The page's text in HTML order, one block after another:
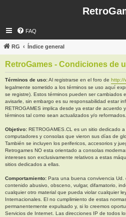
FAQ
RG Índice general
RetroGames - Condiciones de
Términos de uso:Al registrarse en el foro de http://
legalmente sometido a los términos se uso aquí
se registre). Estos términos pueden ser cambiados
avisarle, sin embargo es su responsabilidad estar
RETROGAMES implica desde ya estar de acuerdo
términos tal como sean actualizados y/o reformados.
Objetivo: RETROGAMES.CL es un sitio dedicado
computadores y consolas que vieron sus días de
También se incluyen los perifericos, accesorios y
Retrogames NO esta orientado a consolas
intereses son exclusivamente relativos a estas
sitios dedicados a ellas.
Comportamiento: Para una buena convivencia
contenido abusivo, obsceno, vulgar, difamatorio,
cualquier otro material que pueda violar cualquier
Internacionales. El no cumplimiento de estas
permanentemente expulsado y, si lo creemos
Servicios de Internet. Las direcciones IP de todos